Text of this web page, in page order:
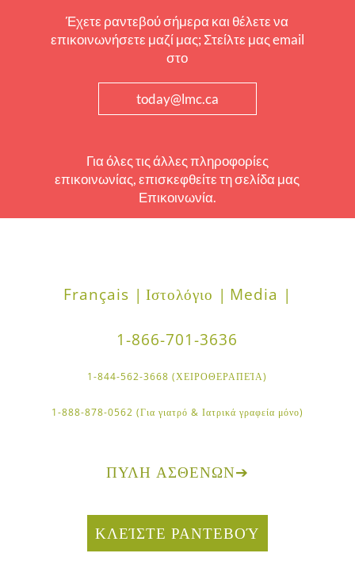
Έχετε ραντεβού σήμερα και θέλετε να
επικοινωνήσετε μαζί μας; Στείλτε μας email
στο
today@lmc.ca
Για όλες τις άλλες πληροφορίες
επικοινωνίας, επισκεφθείτε τη σελίδα μας
Επικοινωνία.
Français | Ιστολόγιο | Media |
1-866-701-3636
1-844-562-3668 (ΧΕΙΡΟΘΕΡΑΠΕΊΑ)
1-888-878-0562 (Για γιατρό & Ιατρικά γραφεία μόνο)
ΠΎΛΗ ΑΣΘΕΝΏΝ➔
ΚΛΕΊΣΤΕ ΡΑΝΤΕΒΟΎ